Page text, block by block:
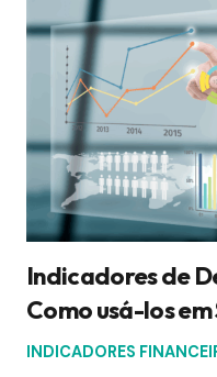
Indicadores de
Como usá-los
INDICADORES